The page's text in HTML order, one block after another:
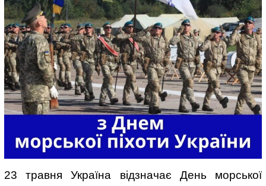
23 травня Україна відзначає День морської